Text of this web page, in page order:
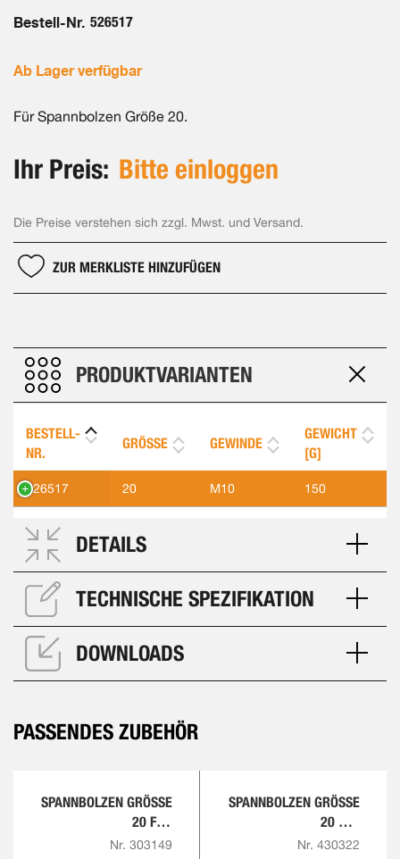
Bestell-Nr. 526517
Ab Lager verfügbar
Für Spannbolzen Größe 20.
Ihr Preis: Bitte einloggen
Die Preise verstehen sich zzgl. Mwst. und Versand.
ZUR MERKLISTE HINZUFÜGEN
PRODUKTVARIANTEN
BESTELL-
NR.
GRÖSSE GEWINDE
GEWICHT
[G]
526517 20 M10 150
DETAILS
TECHNISCHE SPEZIFIKATION
DOWNLOADS
PASSENDES ZUBEHÖR
SPANNBOLZEN GRÖSSE 2
0 FÜR F
ANGSCHRAUBE M10 U
Nr. 303149
SPANNBOLZEN GRÖSSE 2
0 MIT F
ARBMARKIERUNG FÜR F
Nr. 430322